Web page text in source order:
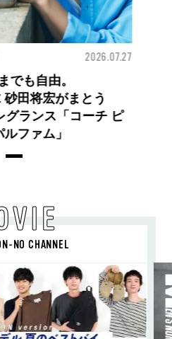
2026.07.27
でも自由。
田将宏がまとう
グランス「コーチ ピ
ファム」
NO CHANNEL